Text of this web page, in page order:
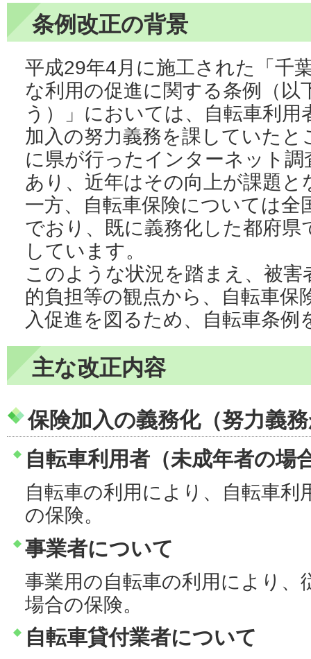
条例改正の背景
平成29年4月に施工された「千
な利用の促進に関する条例（以
う）」においては、自転車利
加入の努力義務を課していた
に県が行ったインターネット
あり、近年はその向上が課題
一方、自転車保険については全
でおり、既に義務化した都府県
しています。
このような状況を踏まえ、被
的負担等の観点から、自転車保
入促進を図るため、自転車条例
主な改正内容
保険加入の義務化（努力義
自転車利用者（未成年者の場
自転車の利用により、自転車利
の保険。
事業者について
事業用の自転車の利用により、
場合の保険。
自転車貸付業者について